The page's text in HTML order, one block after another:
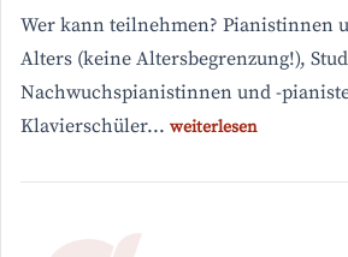
Wer kann teilnehmen? Pianistinnen
Alters (keine Altersbegrenzung!),
Nachwuchspianistinnen und -
Klavierschüler... weiterlesen